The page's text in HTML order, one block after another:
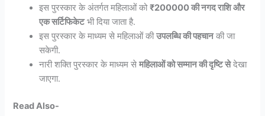
इस पुरस्कार के अंतर्गत महिलाओं को₹200000 की नगद राशि और
एक सर्टिफिकेटभी दिया जाता है.
इस पुरस्कार के माध्यम से महिलाओं कीउपलब्धि की पहचानकी जा
सकेगी.
नारी शक्ति पुरस्कार के माध्यम सेमहिलाओं को सम्मान की दृष्टि सेदेखा
जाएगा.
Read Also-